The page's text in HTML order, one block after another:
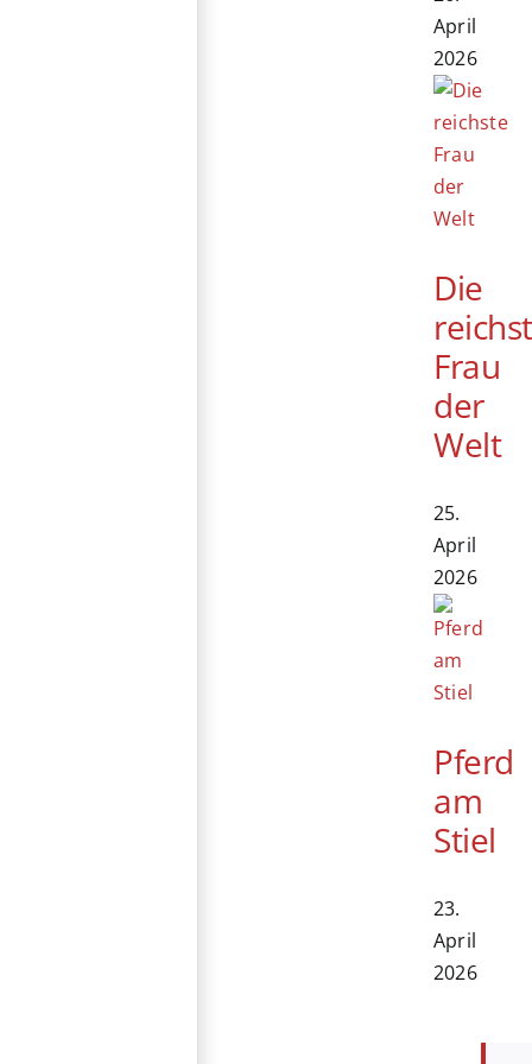
April
2026
Die
Frau
der
Welt
25.
April
2026
Pferd
am
Stiel
23.
April
2026